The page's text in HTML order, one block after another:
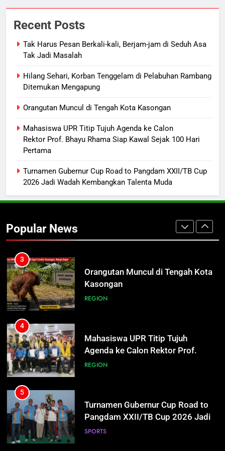
Recent Posts
Tak Harus Pesan Berkali-kali, Berjam-jam di Seduh Asa
Tak Jadi Masalah
Hilang Sehari, Korban Tenggelam di Pelabuhan Rambang
Ditemukan Mengapung
Orangutan Muncul di Tengah Kota Kasongan
Mahasiswa UPR Titip Tujuh Agenda ke Calon
Rektor Prof. Bhayu Rhama Siap Kawal Sejak 100 Hari
Pertama
Turnamen Gubernur Cup Road to Pangdam XXII/TB Cup
2026 Jadi Wadah Kembangkan Talenta Muda
Popular News
Insiden Konsumen di SPBU
Pertamina Pastikan Pelayanan
Tetap Jalan
Sistem Listrik Kalselteng Masih
Siaga, PLN Batasi Pasokan Selama
1
Tak Harus Pesan Berkali-kali,
Hilang Sehari, Korban Tenggelam
di Pelabuhan Rambang Ditemukan
3
Orangutan Muncul di Tengah Kota
Kasongan
REGION
4
Mahasiswa UPR Titip Tujuh
Agenda ke Calon Rektor Prof.
Bhayu Rhama Siap Kawal Sejak
REGION
5
Turnamen Gubernur Cup Road to
Pangdam XXII/TB Cup 2026 Jadi
Wadah Kembangkan Talenta Muda
SPORTS